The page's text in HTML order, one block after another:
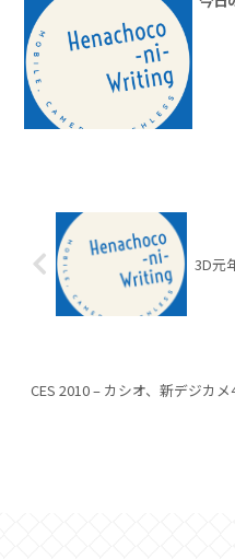
3D元
CES 2010 – カシオ、新デジカ